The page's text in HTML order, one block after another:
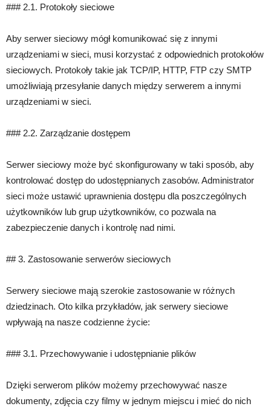
### 2.1. Protokoły sieciowe
Aby serwer sieciowy mógł komunikować się z innymi
urządzeniami w sieci, musi korzystać z odpowiednich protokołów
sieciowych. Protokoły takie jak TCP/IP, HTTP, FTP czy SMTP
umożliwiają przesyłanie danych między serwerem a innymi
urządzeniami w sieci.
### 2.2. Zarządzanie dostępem
Serwer sieciowy może być skonfigurowany w taki sposób, aby
kontrolować dostęp do udostępnianych zasobów. Administrator
sieci może ustawić uprawnienia dostępu dla poszczególnych
użytkowników lub grup użytkowników, co pozwala na
zabezpieczenie danych i kontrolę nad nimi.
## 3. Zastosowanie serwerów sieciowych
Serwery sieciowe mają szerokie zastosowanie w różnych
dziedzinach. Oto kilka przykładów, jak serwery sieciowe
wpływają na nasze codzienne życie:
### 3.1. Przechowywanie i udostępnianie plików
Dzięki serwerom plików możemy przechowywać nasze
dokumenty, zdjęcia czy filmy w jednym miejscu i mieć do nich